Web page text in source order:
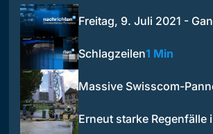
Freitag, 9. Juli 2021 -
Schlagzeilen1 Min
Massive Swisscom-
Erneut starke Regenfälle